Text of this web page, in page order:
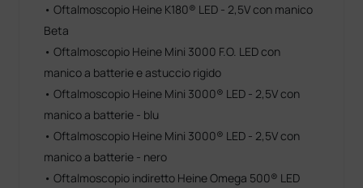
• Oftalmoscopio Heine K180® LED - 2,5V con manico
Beta
• Oftalmoscopio Heine Mini 3000 F.O. LED con
manico a batterie e astuccio rigido
• Oftalmoscopio Heine Mini 3000® LED - 2,5V con
manico a batterie - blu
• Oftalmoscopio Heine Mini 3000® LED - 2,5V con
manico a batterie - nero
• Oftalmoscopio indiretto Heine Omega 500® LED